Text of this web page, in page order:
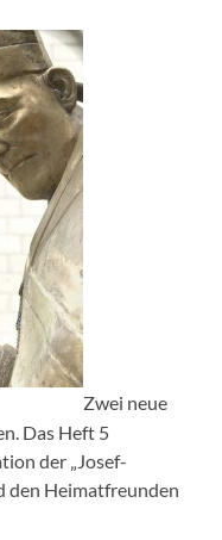
Zwei neue
Das Heft 5
der „Josef-
den Heimatfreunden